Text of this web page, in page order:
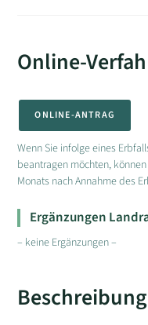
Online-
ONLINE-ANTRAG
Wenn Sie infolge eines
beantragen möchten,
Monats nach Annahme des
Ergänzungen
– keine Ergänzungen –
Beschreibung